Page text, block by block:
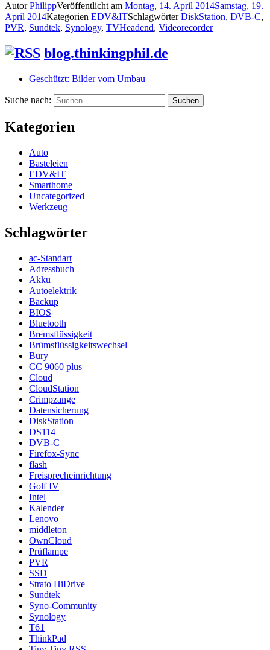
AutorPhilippVeröffentlicht am Montag, 14. April 2014Samstag, 19.
April 2014Kategorien EDV&ITSchlagwörterDiskStation, DVB-C,
PVR, Sundtek, Synology, TVHeadend, Videorecorder
blog.thinkingphil.de
Geschützt: Bilder vom Umbau
Suche nach: Suchen
Kategorien
Auto
Basteleien
EDV&IT
Smarthome
Uncategorized
Werkzeug
Schlagwörter
ac-Standart
Adressbuch
Akku
Autoelektrik
Backup
BIOS
Bluetooth
Bremsflüssigkeit
Brümsflüssigkeitswechsel
Bury
CC 9060 plus
Cloud
CloudStation
Crimpzange
Datensicherung
DiskStation
DS114
DVB-C
Firefox-Sync
flash
Freisprecheinrichtung
Golf IV
Intel
Kalender
Lenovo
middleton
OwnCloud
Prüflampe
PVR
SSD
Strato HiDrive
Sundtek
Syno-Community
Synology
T61
ThinkPad